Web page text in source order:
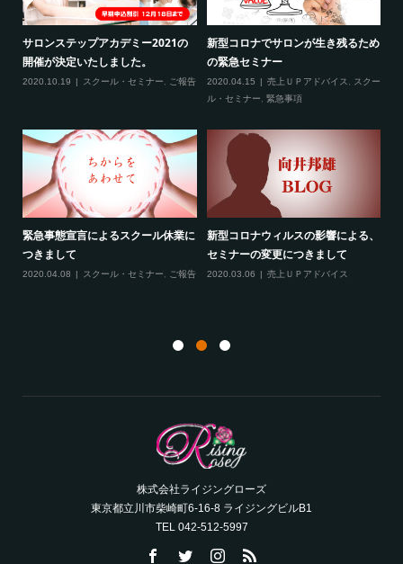
新型コロナ対策につきまして（ご来
場される方へ）
2020.02.27 スクール・セミナー
緊急事
3月の限定メニュー技術講習の内容
2020.02.20 スクール・セミナー
最新のお知らせ２つ（2020年2月）
2020.02.19
ル・セミナー , ご報告,サロンコンサルティ
線維筋痛症という病気について
2020.02.10 ご報告,雑談
株式会社ライジングローズ
東京都立川市柴崎町6-16-8 ライジングビルB1
TEL 042-512-5997